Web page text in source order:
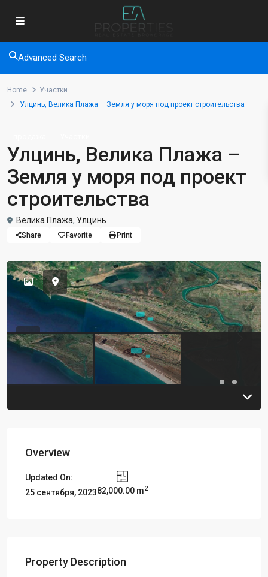
Advanced Search
Home
Участки
Улцинь, Велика Плажа – Земля у моря под проект строительства
Улцинь, Велика Плажа –
Земля у моря под проект
строительства
Велика Плажа, Улцинь
Share Favorite Print
Previous
Overview
Updated On:
25 сентября, 202382,000.00 m2
Property Description